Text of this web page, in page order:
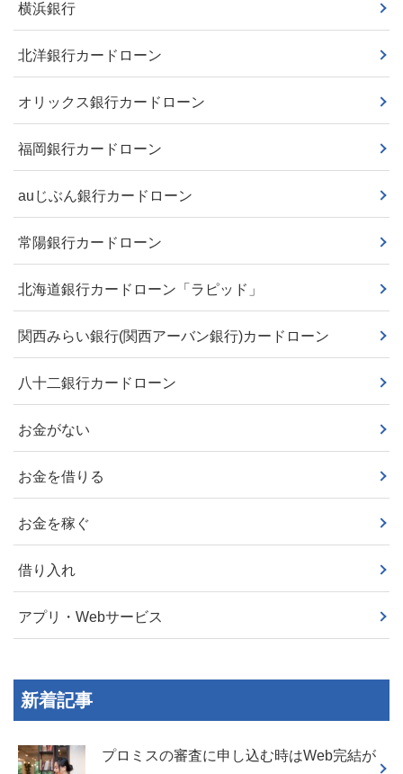
横浜銀行
北洋銀行カードローン
オリックス銀行カードローン
福岡銀行カードローン
auじぶん銀行カードローン
常陽銀行カードローン
北海道銀行カードローン「ラピッド」
関西みらい銀行(関西アーバン銀行)カードローン
八十二銀行カードローン
お金がない
お金を借りる
お金を稼ぐ
借り入れ
アプリ・Webサービス
新着記事
プロミスの審査に申し込む時はWeb完結が